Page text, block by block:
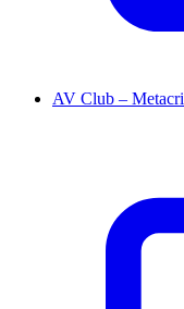
AV Club –